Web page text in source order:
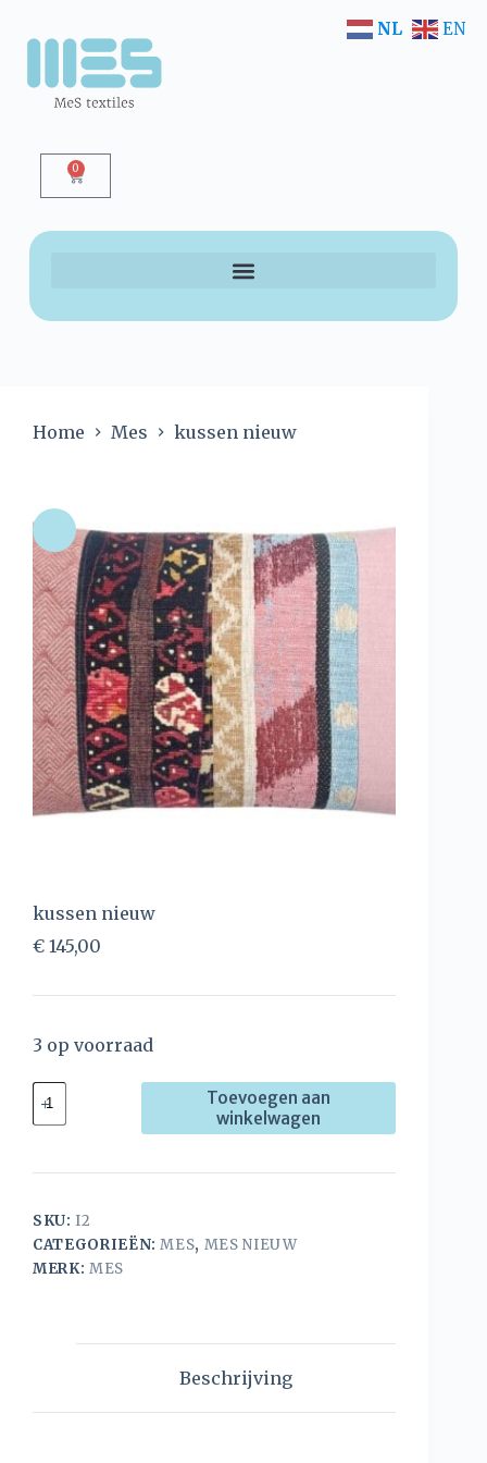
0
Home Mes kussen nieuw
kussen nieuw
€ 145,00
3 op voorraad
Toevoegen aan
winkelwagen
SKU: I2
CATEGORIEËN:MES, MES NIEUW
MERK: MES
Beschrijving
NL EN